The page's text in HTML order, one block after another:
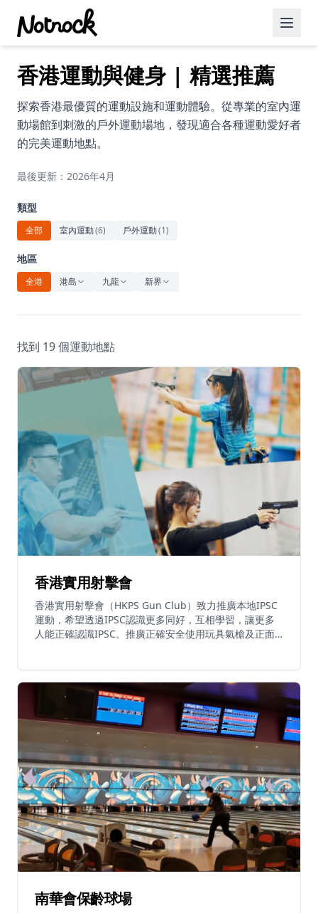
精選活動
博客文章
約會好去處
咖啡廳
運動
藝術文化
音樂
香港運動與健身 | 精選推薦
探索香港最優質的運動設施和運動體驗。從專業的室內運
動場館到刺激的戶外運動場地，發現適合各種運動愛好者
的完美運動地點。
最後更新：2026年4月
類型
全部 室內運動(6) 戶外運動(1)
地區
全港 港島 九龍 新界
找到 19 個運動地點
香港實用射擊會
香港實用射擊會（HKPS Gun Club）致力推廣本地IPSC
運動，希望透過IPSC認識更多同好，互相學習，讓更多
人能正確認識IPSC。推廣正確安全使用玩具氣槍及正面
動及團隊訓練位於荔枝角。每日營業時間為上午10時至
南華會保齡球場